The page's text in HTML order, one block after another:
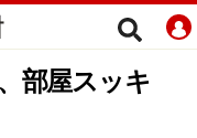
部屋スッキ